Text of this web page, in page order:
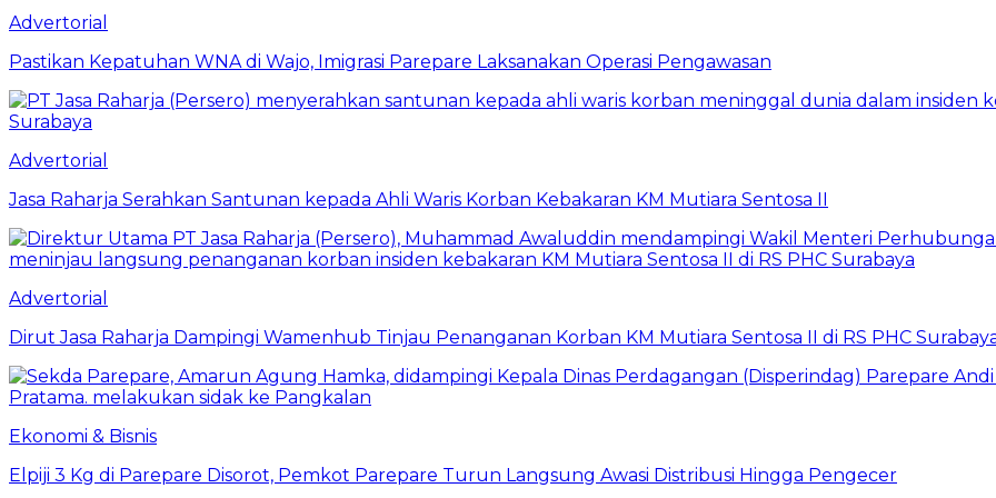
Advertorial
Pastikan Kepatuhan WNA di Wajo, Imigrasi Parepare Laksanakan Operasi Pengawasan
Advertorial
Jasa Raharja Serahkan Santunan kepada Ahli Waris Korban Kebakaran KM Mutiara Sentosa II
Advertorial
Dirut Jasa Raharja Dampingi Wamenhub Tinjau Penanganan Korban KM Mutiara Sentosa II di RS PHC
Ekonomi & Bisnis
Elpiji 3 Kg di Parepare Disorot, Pemkot Parepare Turun Langsung Awasi Distribusi Hingga Pengecer